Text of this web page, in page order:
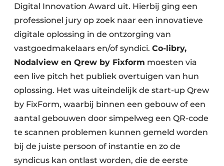
Digital Innovation Award uit. Hierbij ging een
professionel jury op zoek naar een innovatieve
digitale oplossing in de ontzorging van
vastgoedmakelaars en/of syndici. Co-libry,
Nodalview en Qrew by Fixform moesten via
een live pitch het publiek overtuigen van hun
oplossing. Het was uiteindelijk de start-up Qrew
by FixForm, waarbij binnen een gebouw of een
aantal gebouwen door simpelweg een QR-code
te scannen problemen kunnen gemeld worden
bij de juiste persoon of instantie en zo de
syndicus kan ontlast worden, die de eerste